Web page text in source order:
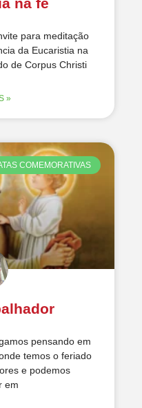
para meditação
da Eucaristia na
de Corpus Christi
»
COMEMORATIVAS
pensando em
temos o feriado
e podemos
em